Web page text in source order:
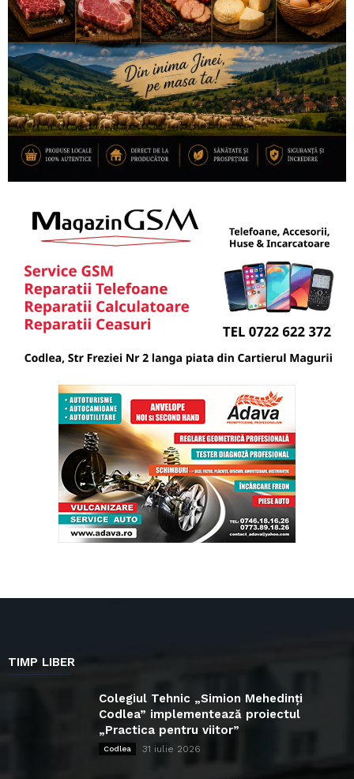
TIMP LIBER
Colegiul Tehnic „Simion Mehedinți
Codlea” implementează proiectul
„Practica pentru viitor”
Codlea 31 iulie 2026